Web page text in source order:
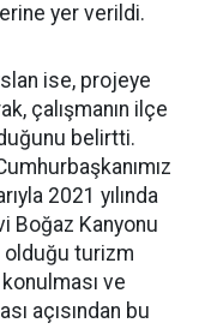
yer verildi.
ise, projeye
çalışmanın ilçe
belirtti.
2021 yılında
Boğaz Kanyonu
olduğu turizm
ve
açısından bu